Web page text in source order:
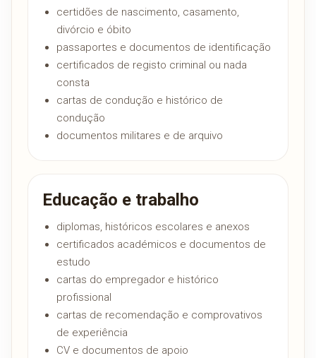
certidões de nascimento, casamento,
divórcio e óbito
passaportes e documentos de identificação
certificados de registo criminal ou nada
consta
cartas de condução e histórico de
condução
documentos militares e de arquivo
Educação e trabalho
diplomas, históricos escolares e anexos
certificados académicos e documentos de
estudo
cartas do empregador e histórico
profissional
cartas de recomendação e comprovativos
de experiência
CV e documentos de apoio